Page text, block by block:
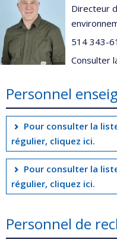
Directeur
514 343-
Consulter
Personnel
Pour consulter la
régulier, cliquez ici.
Pour consulter la
régulier, cliquez ici.
Personnel de